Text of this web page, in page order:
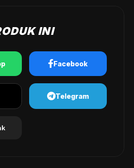
INI
Facebook
Telegram